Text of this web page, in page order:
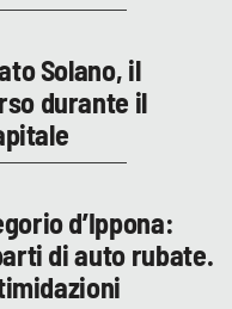
Solano, il
durante il
d’Ippona:
di auto rubate.